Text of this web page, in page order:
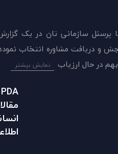
پرسنل سازمانی تان در يک
نمایش بیشتر